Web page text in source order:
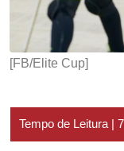
[FB/Elite Cup]